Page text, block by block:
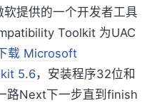
提供的一个开发者工具
Toolkit 为UAC
载 Microsoft
5.6，安装程序32位和
路Next下一步直到finish